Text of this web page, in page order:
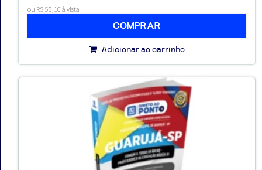
ou R$ 55,10 à vista
COMPRAR
Adicionar ao carrinho